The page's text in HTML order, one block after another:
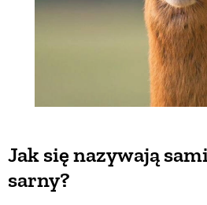
Jak się nazywają
sarny?